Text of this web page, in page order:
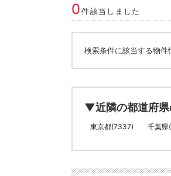
0件該当しました
検索条件に該当する物件
▼近隣の都道府県
東京都(7337) 千葉県